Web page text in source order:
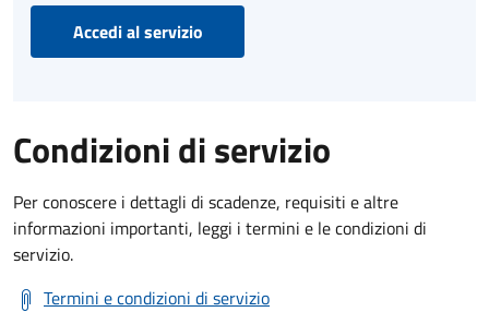
Accedi al servizio
Condizioni di servizio
Per conoscere i dettagli di scadenze, requisiti e altre
informazioni importanti, leggi i termini e le condizioni di
servizio.
Termini e condizioni di servizio